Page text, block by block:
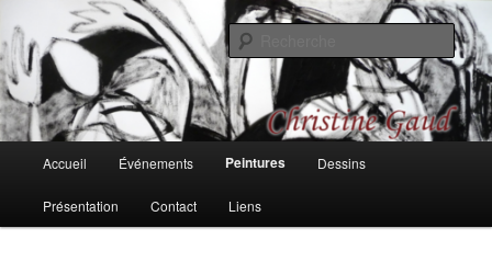
au
contenu
principalChristine Gaud, peintures et
dessins
Une recherche sur les couleurs, les formes, les rythmes, passages et
bifurcations
principal
Accueil Événements Peintures Dessins
Présentation Contact Liens